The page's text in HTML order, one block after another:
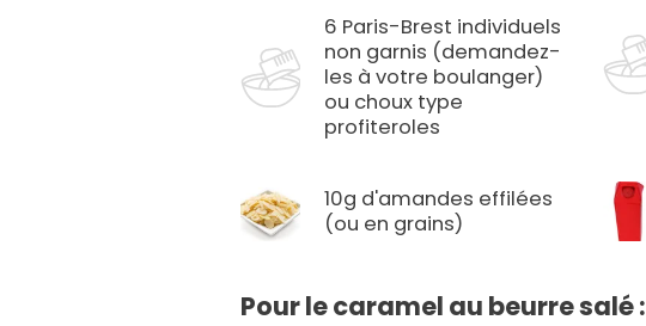
6 Paris-Brest individuels
non garnis (demandez-
les à votre boulanger)
ou choux type
profiteroles
10g d'amandes effilées
(ou en grains)
Pour le caramel au beurre salé :